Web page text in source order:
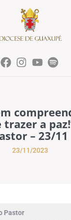
a
– 23/11
23/11/2023
Pastor